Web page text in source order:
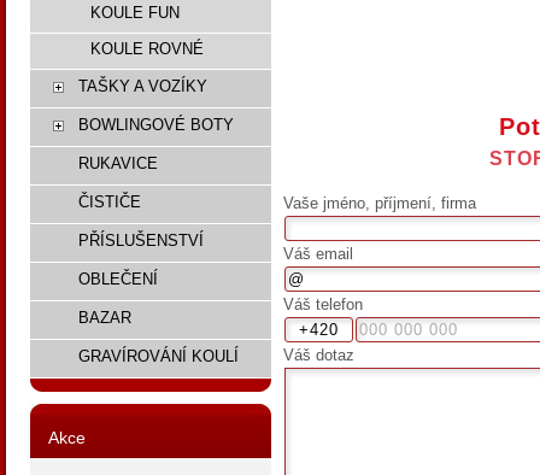
Vaše jméno, příjmení, firma
Váš email
Váš telefon
Váš dotaz
KOULE FUN
KOULE ROVNÉ
TAŠKY A VOZÍKY
BOWLINGOVÉ BOTY
RUKAVICE
ČISTIČE
PŘÍSLUŠENSTVÍ
OBLEČENÍ
BAZAR
GRAVÍROVÁNÍ KOULÍ
Akce